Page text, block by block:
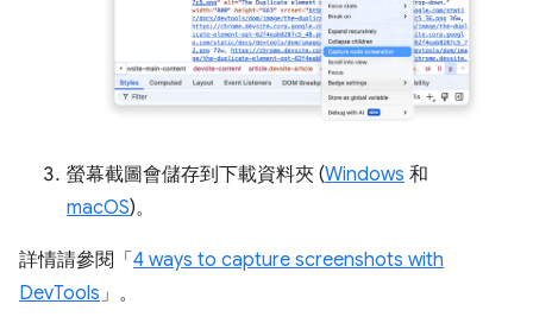
螢幕截圖會儲存到下載資料夾 (Windows 和
macOS)。
詳情請參閱「4 ways to capture screenshots with
DevTools 」。